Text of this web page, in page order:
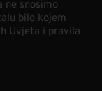
ne snosimo
bilo kojem
Uvjeta i pravila